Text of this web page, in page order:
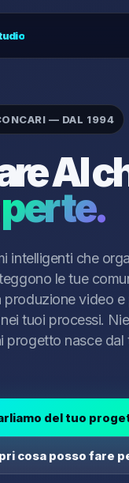
— DAL 1994
AI
te.
intelligenti che
le tue
produzione video e
tuoi processi.
progetto nasce dal
del tuo
cosa posso fare